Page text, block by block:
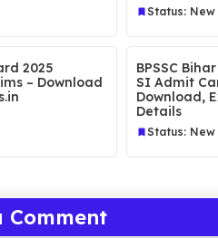
Status: New
2025
– Download
BPSSC
SI Admit
Download,
Details
Status: New
Comment